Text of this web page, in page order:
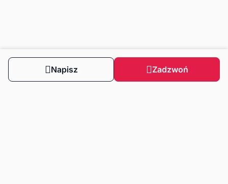
Zadzwoń
Napisz